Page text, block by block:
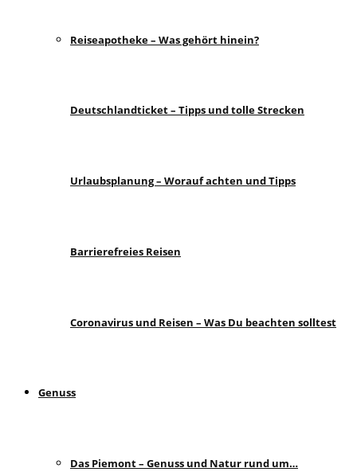
Reiseapotheke – Was gehört hinein?
Deutschlandticket – Tipps und tolle Strecken
Urlaubsplanung – Worauf achten und Tipps
Barrierefreies Reisen
Coronavirus und Reisen – Was Du beachten solltest
Genuss
Das Piemont – Genuss und Natur rund um…